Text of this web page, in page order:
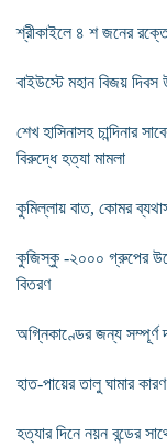
শ্রীকাইলে ৪ শ জনের
বাইউস্টে মহান বিজয় দিবস
শেখ হাসিনাসহ চান্দিনার
বিরুদ্ধে হত্যা মামলা
কুমিল্লায় বাত, কোমর
কুজিস্কু -২০০০ গ্রুপের
বিতরণ
অগ্নিকাণ্ডের জন্য সম্পূর্ণ
হাত-পায়ের তালু ঘামার
হত্যার দিনে নয়ন বন্ডের